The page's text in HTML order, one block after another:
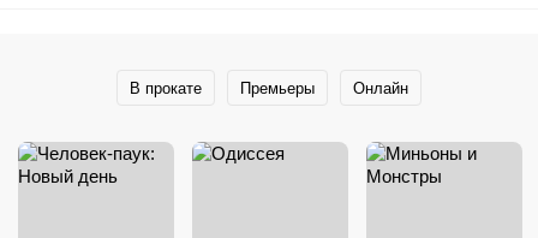
В прокате Премьеры Онлайн